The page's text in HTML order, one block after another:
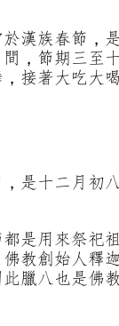
族春節，
，節期三至
接著大吃大
十二月初八
用來祭祀
教創始人釋
臘八也是佛